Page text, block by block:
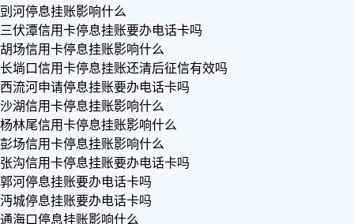
剅河停息挂账影响什么
三伏潭信用卡停息挂账要办电话卡吗
胡场信用卡停息挂账影响什么
长埫口信用卡停息挂账还清后征信有效吗
西流河申请停息挂账要办电话卡吗
沙湖信用卡停息挂账影响什么
杨林尾信用卡停息挂账影响什么
彭场信用卡停息挂账影响什么
张沟信用卡停息挂账要办电话卡吗
郭河停息挂账要办电话卡吗
沔城停息挂账要办电话卡吗
通海口停息挂账影响什么